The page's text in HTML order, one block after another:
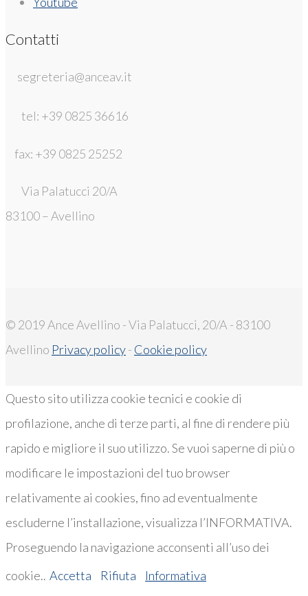
Contatti
segreteria@anceav.it
tel: +39 0825 36616
fax: +39 0825 25252
Via Palatucci 20/A
83100 – Avellino
© 2019 Ance Avellino - Via Palatucci, 20/A - 83100
Avellino Privacy policy- Cookie policy
Questo sito utilizza cookie tecnici e cookie di
profilazione, anche di terze parti, al fine di rendere più
rapido e migliore il suo utilizzo. Se vuoi saperne di più o
modificare le impostazioni del tuo browser
relativamente ai cookies, fino ad eventualmente
escluderne l’installazione, visualizza l’INFORMATIVA.
Proseguendo la navigazione acconsenti all’uso dei
cookie.. Accetta Rifiuta Informativa